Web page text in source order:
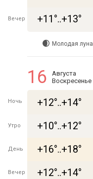
Вечер +11°..+13°
Молодая луна
16
Августа
Воскресенье
Ночь +12°..+14°
Утро +10°..+12°
День +16°..+18°
Вечер +12°..+14°